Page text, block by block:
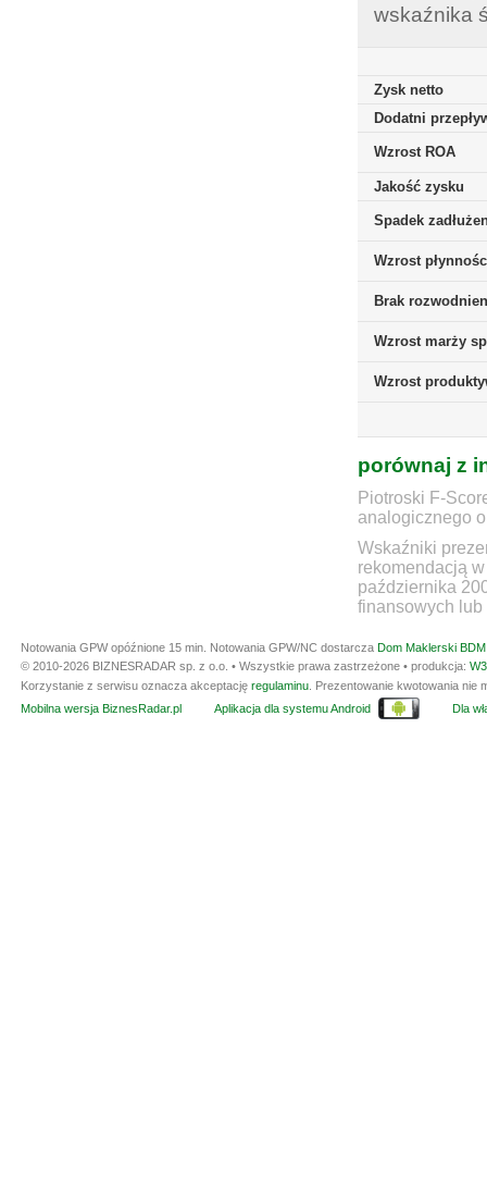
wskaźnika
Zysk netto
Dodatni
Wzrost ROA
Jakość zysku
Spadek
Wzrost
Brak
Wzrost marży
Wzrost
porównaj z
Piotroski F-
analogicznego
Wskaźniki
rekomendacją
października
finansowych lub
Notowania GPW opóźnione 15 min. Notowania GPW/NC dostarcza Dom Maklerski
© 2010-2026 BIZNESRADAR sp. z o.o. • Wszystkie prawa zastrzeżone • produkcja:
Korzystanie z serwisu oznacza akceptację regulaminu . Prezentowanie kwotowania
Mobilna wersja BiznesRadar.pl
Aplikacja dla systemu Android Dla